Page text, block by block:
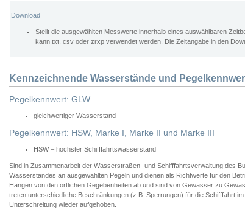
Download
Stellt die ausgewählten Messwerte innerhalb eines auswählbaren
kann txt, csv oder zrxp verwendet werden. Die Zeitangabe in den
Kennzeichnende Wasserstände und
Pegelkennwert: GLW
gleichwertiger Wasserstand
Pegelkennwert: HSW, Marke I, Marke II und Marke III
HSW – höchster Schifffahrtswasserstand
Sind in Zusammenarbeit der Wasserstraßen- und Schifffahrtsverwaltung des
Wasserstandes an ausgewählten Pegeln und dienen als Richtwerte für den
Hängen von den örtlichen Gegebenheiten ab und sind von Gewässer zu
treten unterschiedliche Beschränkungen (z.B. Sperrungen) für die Schifffahrt
Unterschreitung wieder aufgehoben.